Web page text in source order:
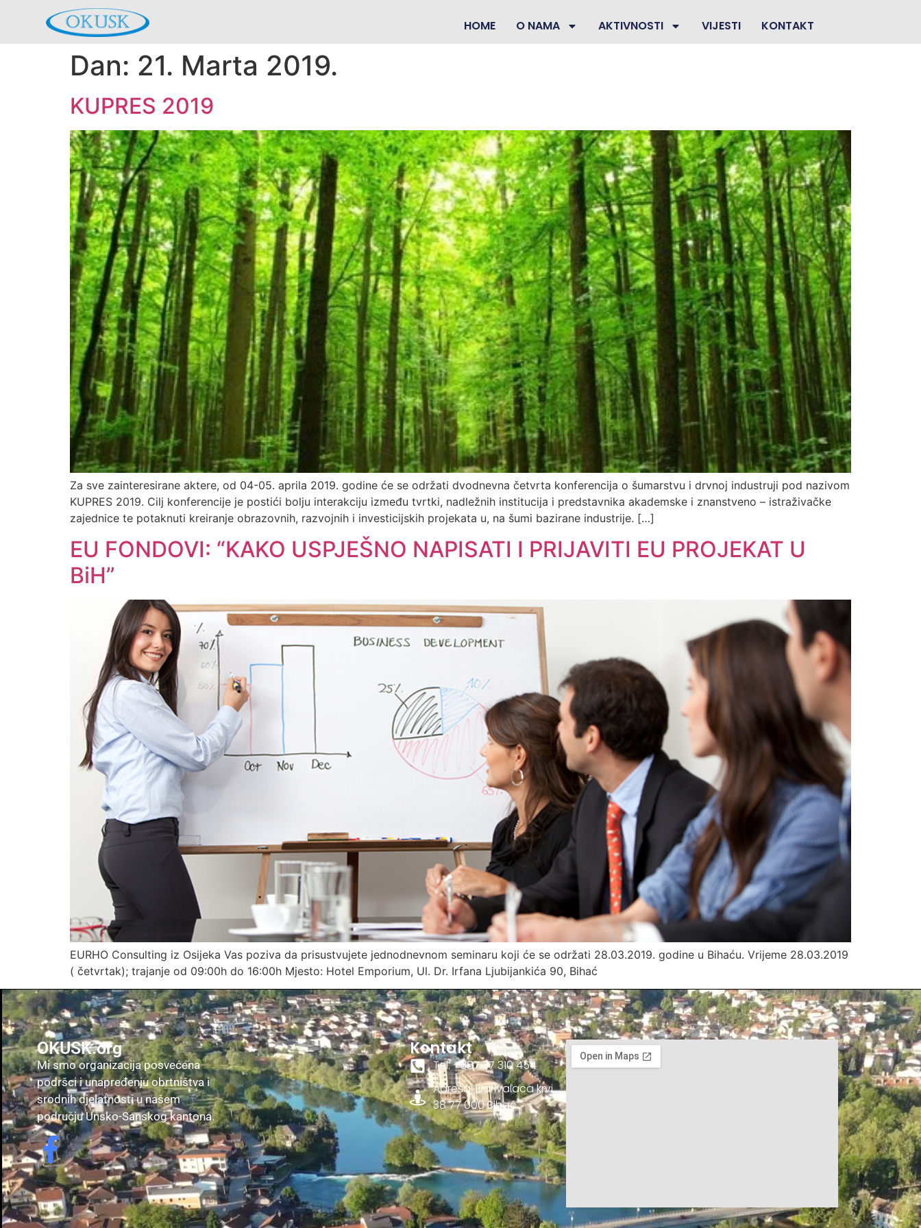
HOME O NAMA AKTIVNOSTI VIJESTI KONTAKT
Dan: 21. Marta 2019.
KUPRES 2019
Za sve zainteresirane aktere, od 04-05. aprila 2019. godine će se održati dvodnevna četvrta konferencija o šumarstvu i drvnoj industruji pod nazivom
KUPRES 2019. Cilj konferencije je postići bolju interakciju između tvrtki, nadležnih institucija i predstavnika akademske i znanstveno – istraživačke
zajednice te potaknuti kreiranje obrazovnih, razvojnih i investicijskih projekata u, na šumi bazirane industrije. […]
EU FONDOVI: “KAKO USPJEŠNO NAPISATI I PRIJAVITI EU PROJEKAT U
BiH”
EURHO Consulting iz Osijeka Vas poziva da prisustvujete jednodnevnom seminaru koji će se održati 28.03.2019. godine u Bihaću. Vrijeme 28.03.2019
( četvrtak); trajanje od 09:00h do 16:00h Mjesto: Hotel Emporium, Ul. Dr. Irfana Ljubijankića 90, Bihać
OKUSK.org
Mi smo organizacija posvećena
podršci i unapređenju obrtništva i
srodnih djelatnosti u našem
području Unsko-Sanskog kantona.
Kontakt
Tel. +387 37 310 454
Adresa: Darivalaca krvi
38 77 000 Bihać